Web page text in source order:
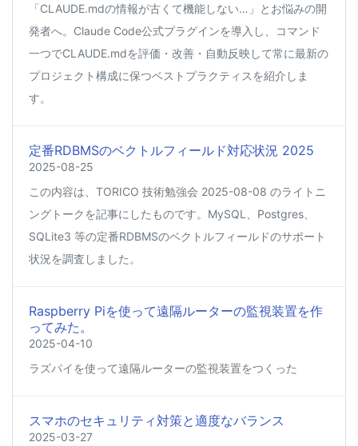
「CLAUDE.mdの情報が古くて機能しない…」とお悩みの開
発者へ。Claude Code公式プラグインを導入し、コマンド
一つでCLAUDE.mdを評価・改善・自動反映して常に最新の
プロジェクト構成に保つベストプラクティスを紹介しま
す。
定番RDBMSのベクトルフィールド対応状況 2025
2025-08-25
この内容は、TORICO 技術勉強会 2025-08-08 のライトニ
ングトークを記事にしたものです。MySQL、Postgres、
SQLite3 等の定番RDBMSのベクトルフィールドのサポート
状況を調査しました。
Raspberry Piを使って遠隔ルーターの監視装置を作
ってみた。
2025-04-10
ラズパイを使って遠隔ルーターの監視装置をつくった
スマホのセキュリティ対策と適度なバランス
2025-03-27